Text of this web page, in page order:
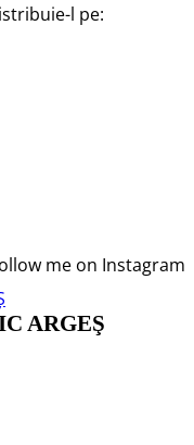
l pe:
me on Instagram
ARGEŞ